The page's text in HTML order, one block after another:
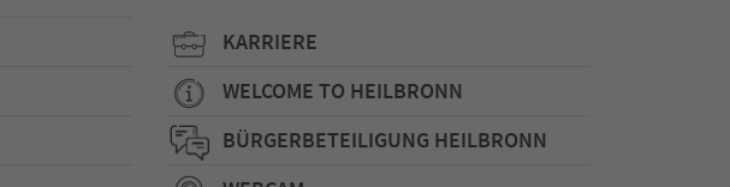
KARRIERE
WELCOME TO HEILBRONN
BÜRGERBETEILIGUNG HEILBRONN